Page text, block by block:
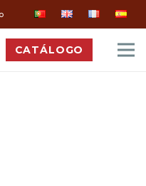
CATÁLOGO